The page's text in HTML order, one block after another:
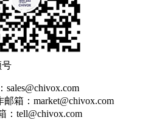
号
箱：market@chivox.com
：tell@chivox.com